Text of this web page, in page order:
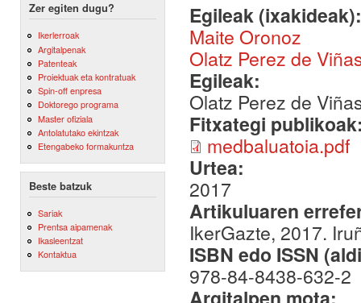
Zer egiten dugu?
Ikerlerroak
Argitalpenak
Patenteak
Proiektuak eta kontratuak
Spin-off enpresa
Doktorego programa
Master ofiziala
Antolatutako ekintzak
Etengabeko formakuntza
Beste batzuk
Sariak
Prentsa aipamenak
Ikasleentzat
Kontaktua
Egileak
Maite Oronoz
Olatz Perez de
Egileak:
Olatz Perez de
Fitxategi
medbaluatoia.pdf
Urtea:
2017
Artikuluaren
IkerGazte, 2017.
ISBN edo ISSN
978-84-8438-632-2